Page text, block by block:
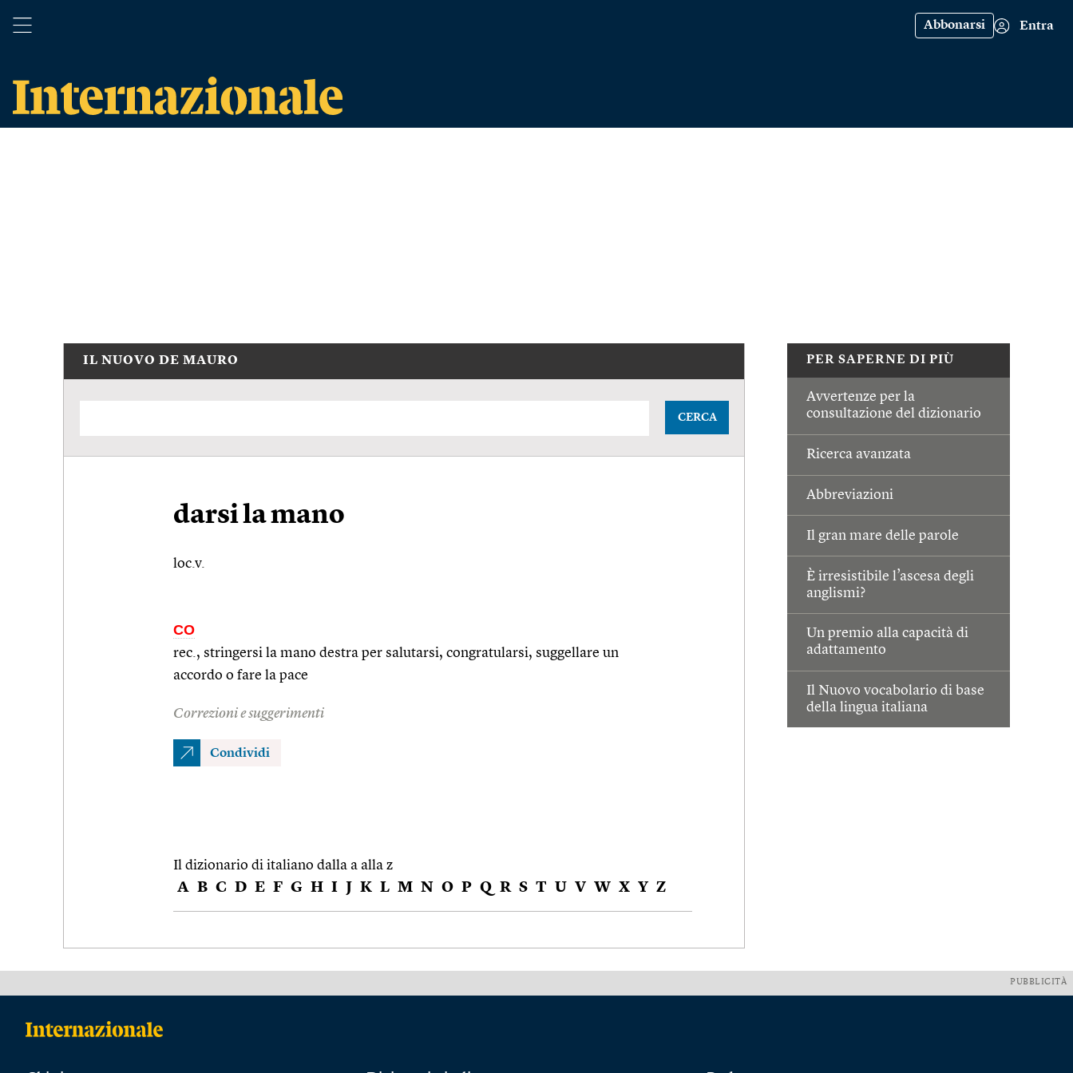
Abbonarsi Entra
PER SAPERNE DI PIÙ
Avvertenze per la
consultazione del dizionario
Ricerca avanzata
Abbreviazioni
Il gran mare delle parole
È irresistibile l’ascesa degli
anglismi?
Un premio alla capacità di
adattamento
Il Nuovo vocabolario di base
della lingua italiana
IL NUOVO DE MAURO
CERCA
darsi la mano
loc.v.
CO
rec., stringersi la mano destra per salutarsi, congratularsi, suggellare un
accordo o fare la pace
Correzioni e suggerimenti
Condividi
Il dizionario di italiano dalla a alla z
A B C D E F G H I J K L M N O P Q R S T U V W X Y Z
PUBBLICITÀ